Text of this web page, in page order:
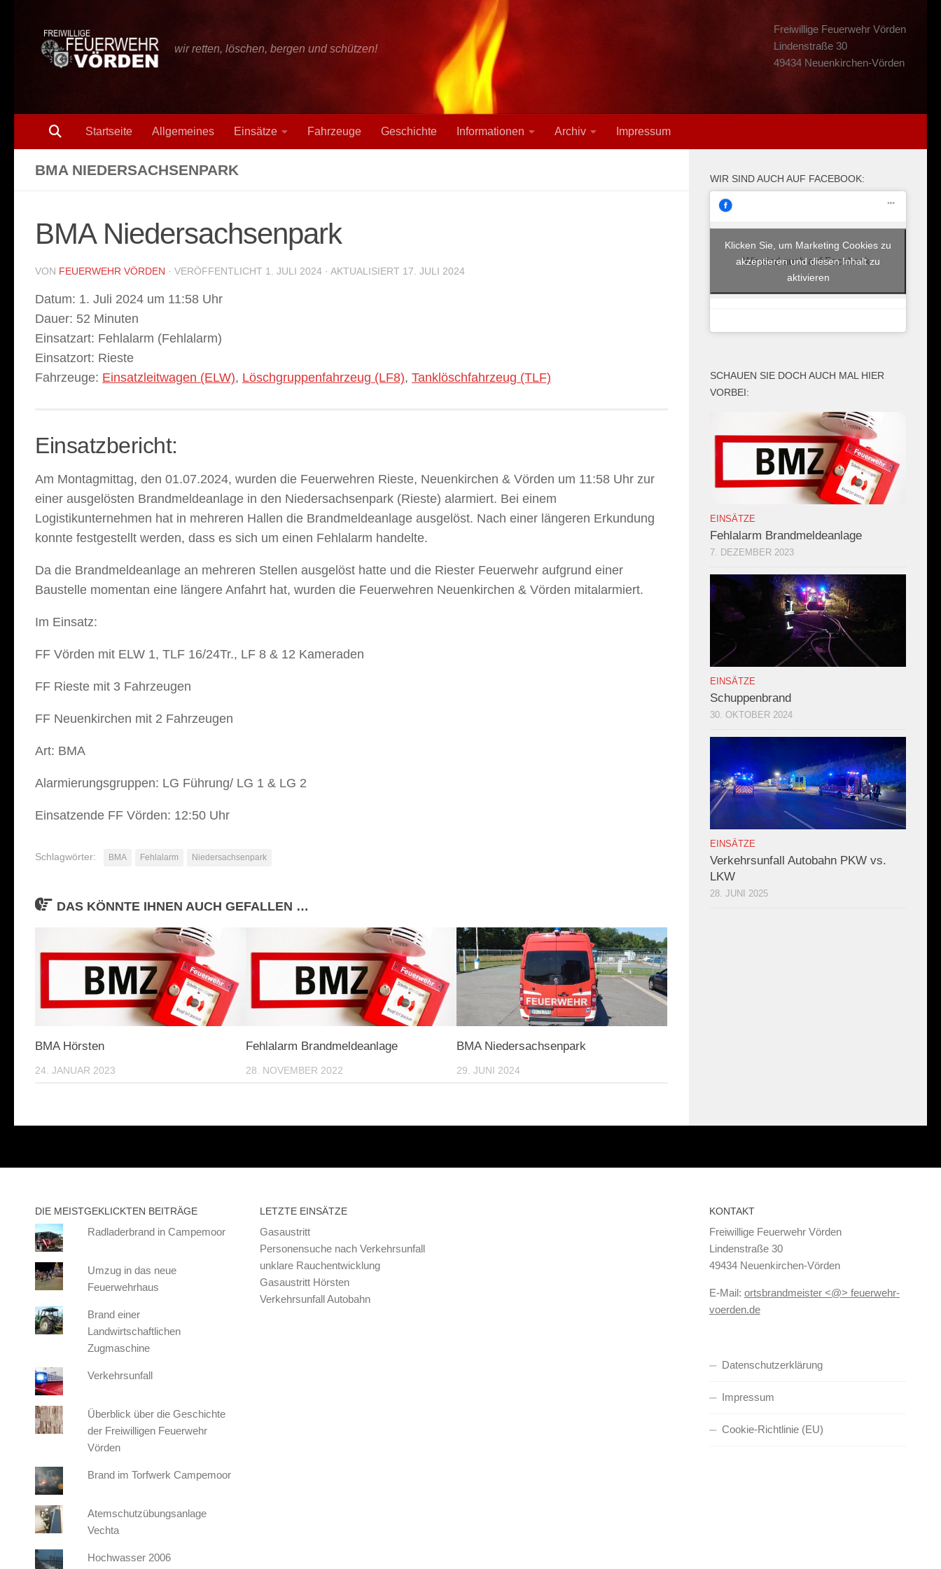
wir retten, löschen, bergen und schützen!
Freiwillige Feuerwehr Vörden
Lindenstraße 30
49434 Neuenkirchen-Vörden
Startseite Allgemeines Einsätze Fahrzeuge Geschichte Informationen Archiv Impressum
BMA NIEDERSACHSENPARK
BMA Niedersachsenpark
VON FEUERWEHR VÖRDEN · VERÖFFENTLICHT 1. JULI 2024 · AKTUALISIERT 17. JULI 2024
Datum: 1. Juli 2024 um 11:58 Uhr
Dauer: 52 Minuten
Einsatzart: Fehlalarm (Fehlalarm)
Einsatzort: Rieste
Fahrzeuge: Einsatzleitwagen (ELW), Löschgruppenfahrzeug (LF8), Tanklöschfahrzeug (TLF)
Einsatzbericht:
Am Montagmittag, den 01.07.2024, wurden die Feuerwehren Rieste, Neuenkirchen & Vörden um 11:58 Uhr zur
einer ausgelösten Brandmeldeanlage in den Niedersachsenpark (Rieste) alarmiert. Bei einem
Logistikunternehmen hat in mehreren Hallen die Brandmeldeanlage ausgelöst. Nach einer längeren Erkundung
konnte festgestellt werden, dass es sich um einen Fehlalarm handelte.
Da die Brandmeldeanlage an mehreren Stellen ausgelöst hatte und die Riester Feuerwehr aufgrund einer
Baustelle momentan eine längere Anfahrt hat, wurden die Feuerwehren Neuenkirchen & Vörden mitalarmiert.
Im Einsatz:
FF Vörden mit ELW 1, TLF 16/24Tr., LF 8 & 12 Kameraden
FF Rieste mit 3 Fahrzeugen
FF Neuenkirchen mit 2 Fahrzeugen
Art: BMA
Alarmierungsgruppen: LG Führung/ LG 1 & LG 2
Einsatzende FF Vörden: 12:50 Uhr
Schlagwörter: BMA Fehlalarm Niedersachsenpark
DAS KÖNNTE IHNEN AUCH GEFALLEN …
BMA Hörsten
24. JANUAR 2023
Fehlalarm Brandmeldeanlage
28. NOVEMBER 2022
BMA Niedersachsenpark
29. JUNI 2024
WIR SIND AUCH AUF FACEBOOK:
Wir sind auch auf Facebook:
Klicken Sie, um Marketing Cookies zu
akzeptieren und diesen Inhalt zu
aktivieren
SCHAUEN SIE DOCH AUCH MAL HIER
VORBEI:
EINSÄTZE
Fehlalarm Brandmeldeanlage
7. DEZEMBER 2023
EINSÄTZE
Schuppenbrand
30. OKTOBER 2024
EINSÄTZE
Verkehrsunfall Autobahn PKW vs.
LKW
28. JUNI 2025
DIE MEISTGEKLICKTEN BEITRÄGE
Radladerbrand in Campemoor
Umzug in das neue
Feuerwehrhaus
Brand einer
Landwirtschaftlichen
Zugmaschine
Verkehrsunfall
Überblick über die Geschichte
der Freiwilligen Feuerwehr
Vörden
Brand im Torfwerk Campemoor
Atemschutzübungsanlage
Vechta
Hochwasser 2006
LETZTE EINSÄTZE
Gasaustritt
Personensuche nach Verkehrsunfall
unklare Rauchentwicklung
Gasaustritt Hörsten
Verkehrsunfall Autobahn
KONTAKT
Freiwillige Feuerwehr Vörden
Lindenstraße 30
49434 Neuenkirchen-Vörden
E-Mail: ortsbrandmeister <@> feuerwehr-
voerden.de
Datenschutzerklärung
Impressum
Cookie-Richtlinie (EU)